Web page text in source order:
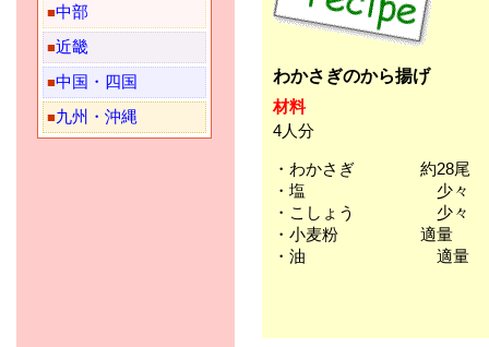
■中部
■近畿
■中国・四国
■九州・沖縄
わかさぎのから揚げ
材料
4人分
・わかさぎ 約28尾
・塩 少々
・こしょう 少々
・小麦粉 適量
・油 適量